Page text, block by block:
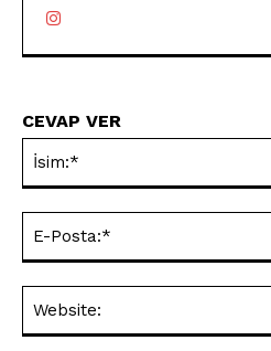
CEVAP VER